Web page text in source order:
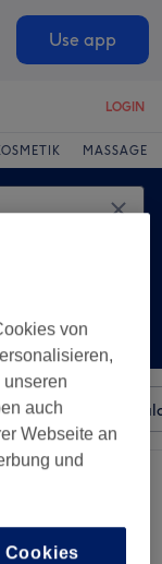
Use app
LOGIN
MASSAGE
Württemberg
von
auch
Webseite an
und
Cookies